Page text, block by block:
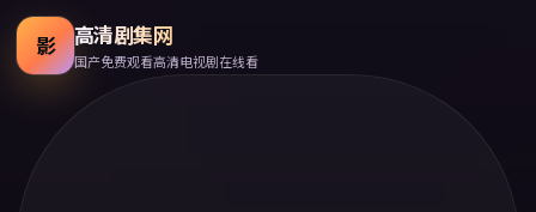
影 高清剧集网
国产免费观看高清电视剧在线看